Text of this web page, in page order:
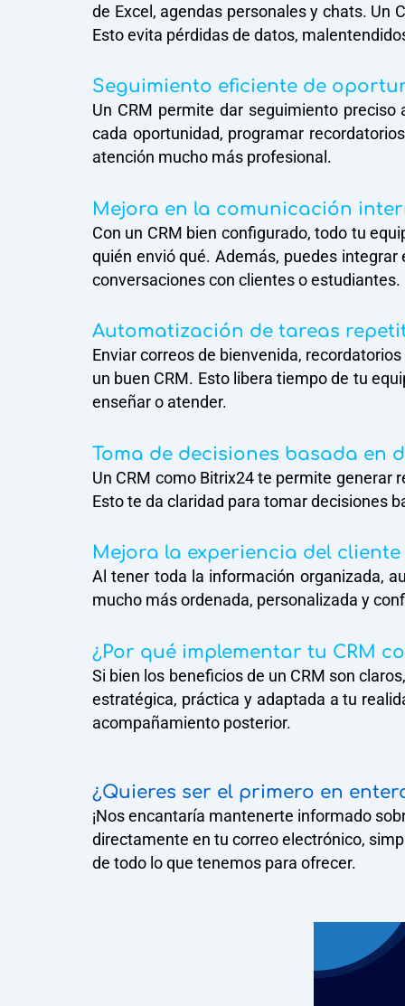
de Excel, agendas personales y chats. Un
Esto evita pérdidas de datos,
Seguimiento eficiente de
Un CRM permite dar seguimiento
cada oportunidad, programar
atención mucho más profesional.
Mejora en la comunicación
Con un CRM bien configurado, todo tu
quién envió qué. Además, puedes
conversaciones con clientes o estudiantes.
Automatización de tareas
Enviar correos de bienvenida,
un buen CRM. Esto libera tiempo de tu
enseñar o atender.
Toma de decisiones basada en
Un CRM como Bitrix24 te permite generar
Esto te da claridad para tomar decisiones
Mejora la experiencia del
Al tener toda la información organizada,
mucho más ordenada, personalizada y
¿Por qué implementar tu CRM
Si bien los beneficios de un CRM son
estratégica, práctica y adaptada a tu
acompañamiento posterior.
¿Quieres ser el primero en
¡Nos encantaría mantenerte informado
directamente en tu correo electrónico,
de todo lo que tenemos para ofrecer.